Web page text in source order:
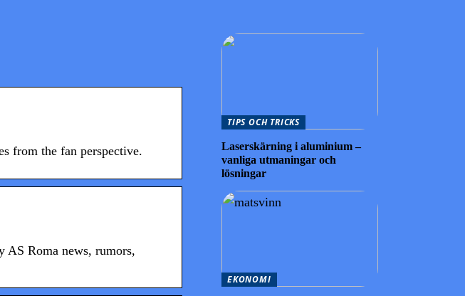
from the fan perspective.
AS Roma news, rumors,
TIPS OCH TRICKS
Laserskärning i aluminium –
vanliga utmaningar och
lösningar
EKONOMI